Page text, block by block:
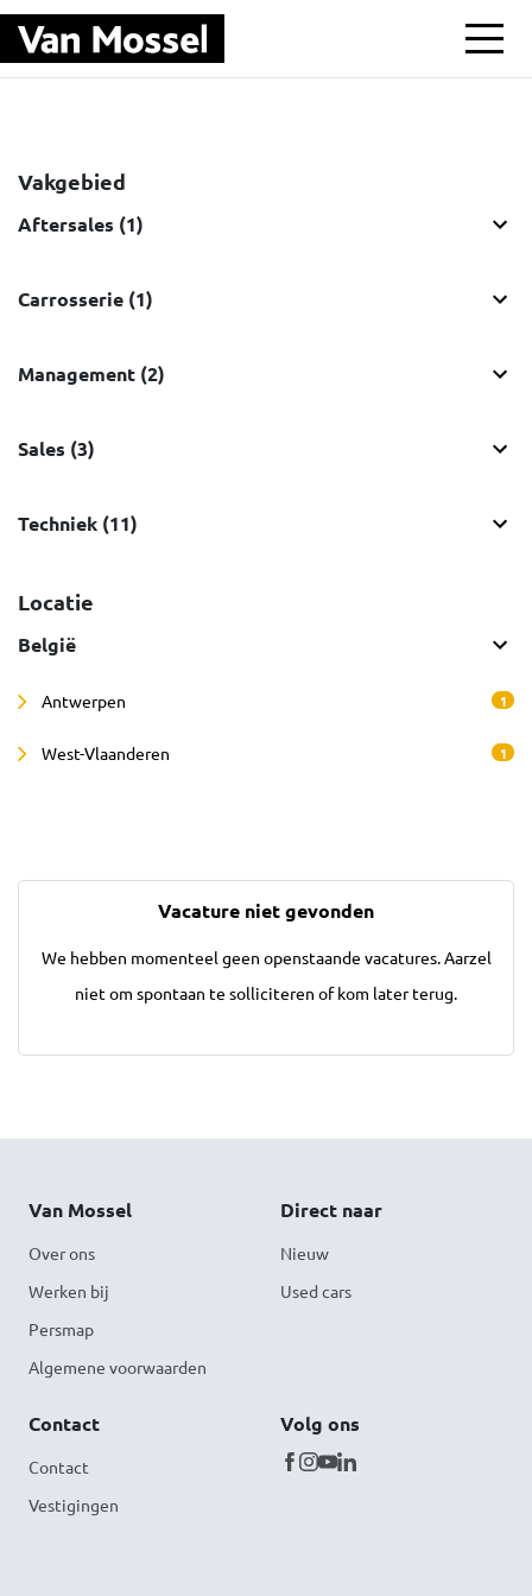
Ga naar hoofdinhoud
Vakgebied
Aftersales (1)
Carrosserie (1)
Management (2)
Sales (3)
Techniek (11)
Locatie
België
Antwerpen 1
West-Vlaanderen 1
Vacature niet gevonden
We hebben momenteel geen openstaande vacatures. Aarzel
niet om spontaan te solliciteren of kom later terug.
Van Mossel
Over ons
Werken bij
Persmap
Algemene voorwaarden
Direct naar
Nieuw
Used cars
Contact
Contact
Vestigingen
Volg ons